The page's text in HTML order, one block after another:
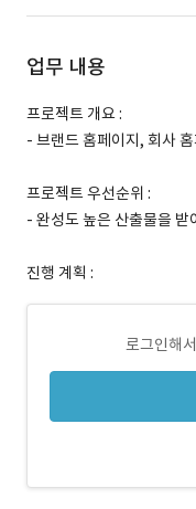
업무 내용
프로젝트 개요 :
- 브랜드 홈페이지, 회사
프로젝트 우선순위 :
- 완성도 높은 산출물을 받
진행 계획 :
로그인해